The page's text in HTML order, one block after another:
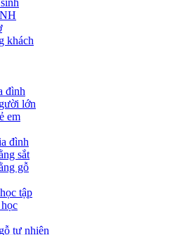
khách
đình
lớn
em
đình
sắt
gỗ
tập
tự nhiên